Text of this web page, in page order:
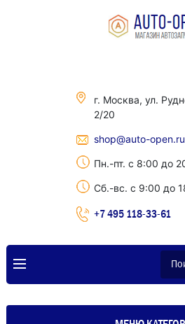
г. Москва, ул.
2/20
shop@auto-open.ru
Пн.-пт. с 8:00 до
Сб.-вс. с 9:00 до
+7 495 118-33-61